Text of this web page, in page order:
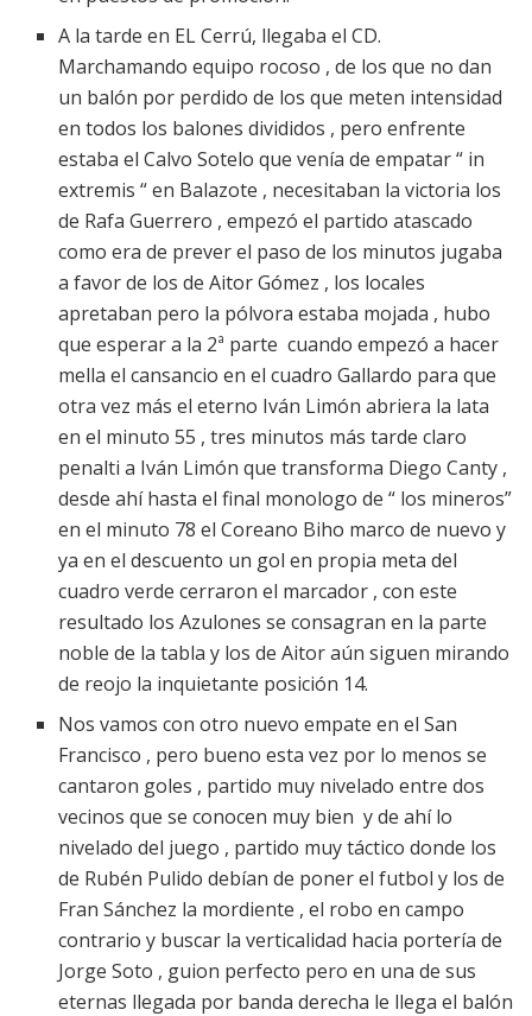
A la tarde en EL Cerrú, llegaba el CD.
Marchamando equipo rocoso , de los que no dan
un balón por perdido de los que meten intensidad
en todos los balones divididos , pero enfrente
estaba el Calvo Sotelo que venía de empatar “ in
extremis “ en Balazote , necesitaban la victoria los
de Rafa Guerrero , empezó el partido atascado
como era de prever el paso de los minutos jugaba
a favor de los de Aitor Gómez , los locales
apretaban pero la pólvora estaba mojada , hubo
que esperar a la 2ª parte cuando empezó a hacer
mella el cansancio en el cuadro Gallardo para que
otra vez más el eterno Iván Limón abriera la lata
en el minuto 55 , tres minutos más tarde claro
penalti a Iván Limón que transforma Diego Canty ,
desde ahí hasta el final monologo de “ los mineros”
en el minuto 78 el Coreano Biho marco de nuevo y
ya en el descuento un gol en propia meta del
cuadro verde cerraron el marcador , con este
resultado los Azulones se consagran en la parte
noble de la tabla y los de Aitor aún siguen mirando
de reojo la inquietante posición 14.
Nos vamos con otro nuevo empate en el San
Francisco , pero bueno esta vez por lo menos se
cantaron goles , partido muy nivelado entre dos
vecinos que se conocen muy bien y de ahí lo
nivelado del juego , partido muy táctico donde los
de Rubén Pulido debían de poner el futbol y los de
Fran Sánchez la mordiente , el robo en campo
contrario y buscar la verticalidad hacia portería de
Jorge Soto , guion perfecto pero en una de sus
eternas llegada por banda derecha le llega el balón